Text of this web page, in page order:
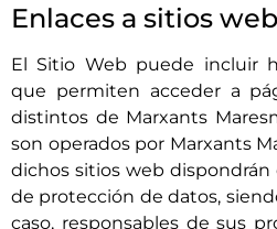
Enlaces a sitios
El Sitio Web puede incluir
que permiten acceder a
distintos de Marxants
son operados por Marxants
dichos sitios web dispondrán
de protección de datos,
caso, responsables de sus